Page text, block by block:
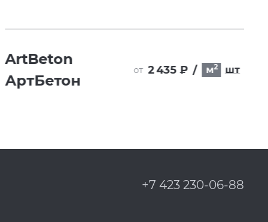
ArtBeton
АртБетон
от 2 435 ₽ / м2 шт
+7 423 230-06-88